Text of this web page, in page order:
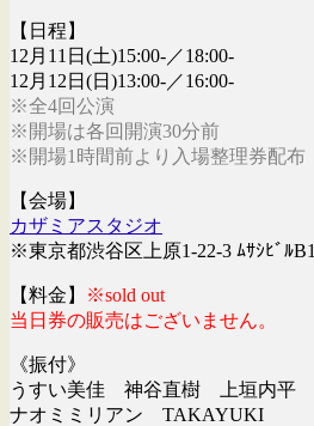
【日程】
12月11日(土)15:00-／18:00-
12月12日(日)13:00-／16:00-
※全4回公演
※開場は各回開演30分前
※開場1時間前より入場整理券配布
【会場】
カザミアスタジオ
※東京都渋谷区上原1-22-3 ﾑｻｼﾋﾞﾙB1
【料金】
※sold out
当日券の販売はございません。
《振付》
うすい美佳 神谷直樹 上垣内平
ナオミミリアン TAKAYUKI